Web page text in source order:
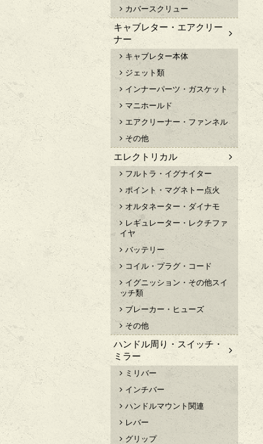
カバースクリュー
キャブレター・エアクリー
ナー
キャブレター本体
ジェット類
インナーパーツ・ガスケット
マニホールド
エアクリーナー・ファンネル
その他
エレクトリカル
フルトラ・イグナイター
ポイント・マグネトー点火
オルタネーター・ダイナモ
レギュレーター・レクチファ
イヤ
バッテリー
コイル・プラグ・コード
イグニッション・その他スイ
ッチ類
ブレーカー・ヒューズ
その他
ハンドル周り・スイッチ・
ミラー
ミリバー
インチバー
ハンドルマウント関連
レバー
グリップ